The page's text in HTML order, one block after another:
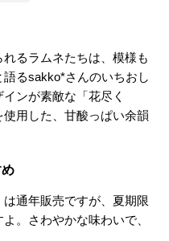
れるラムネたちは、模様も
るsakko*さんのいちおし
ンが素敵な「花尽く
用した、甘酸っぱい余韻
は通年販売ですが、夏期限
。さわやかな味わいで、